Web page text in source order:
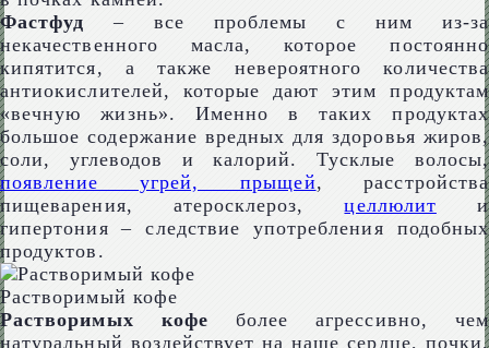
Фастфуд – все проблемы с ним из-за
некачественного масла, которое постоянно
кипятится, а также невероятного количества
антиокислителей, которые дают этим продуктам
«вечную жизнь». Именно в таких продуктах
большое содержание вредных для здоровья жиров,
соли, углеводов и калорий. Тусклые волосы,
появление угрей, прыщей, расстройства
пищеварения, атеросклероз,целлюлит и
гипертония – следствие употребления подобных
продуктов.
Растворимый кофе
Растворимых кофе более агрессивно, чем
натуральный воздействует на наше сердце, почки,